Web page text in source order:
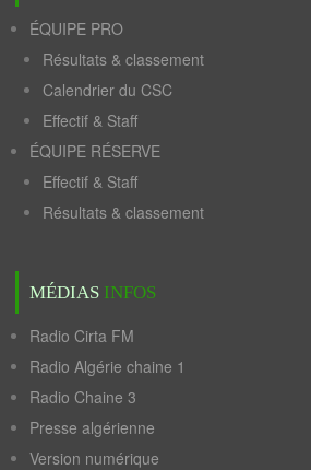
ÉQUIPE PRO
Résultats & classement
Calendrier du CSC
Effectif & Staff
ÉQUIPE RÉSERVE
Effectif & Staff
Résultats & classement
MÉDIAS INFOS
Radio Cirta FM
Radio Algérie chaine 1
Radio Chaine 3
Presse algérienne
Version numérique